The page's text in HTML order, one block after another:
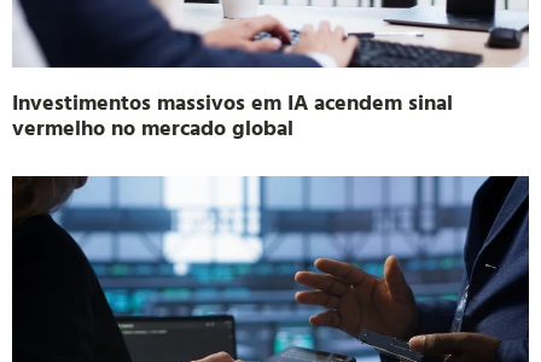
Investimentos massivos em IA acendem sinal
vermelho no mercado global